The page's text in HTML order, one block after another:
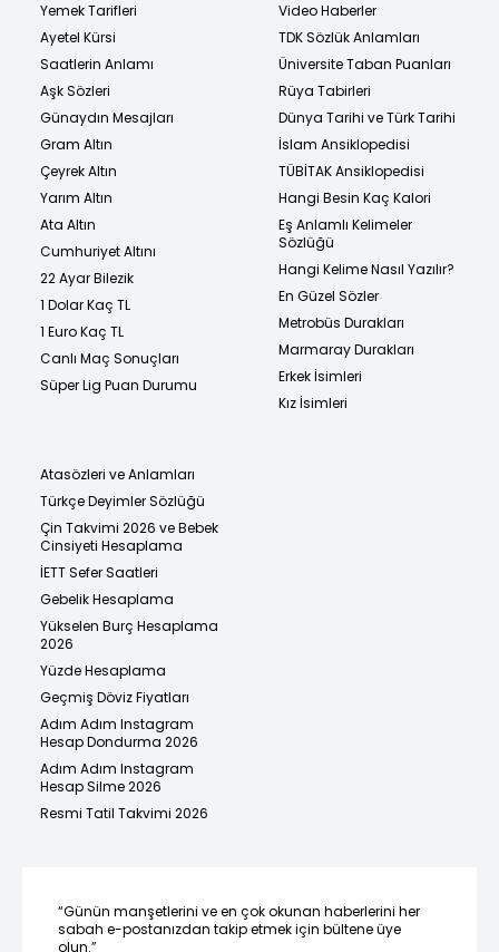
Yemek Tarifleri
Ayetel Kürsi
Saatlerin Anlamı
Aşk Sözleri
Günaydın Mesajları
Gram Altın
Çeyrek Altın
Yarım Altın
Ata Altın
Cumhuriyet Altını
22 Ayar Bilezik
1 Dolar Kaç TL
1 Euro Kaç TL
Canlı Maç Sonuçları
Süper Lig Puan Durumu
Video Haberler
TDK Sözlük Anlamları
Üniversite Taban Puanları
Rüya Tabirleri
Dünya Tarihi ve Türk Tarihi
İslam Ansiklopedisi
TÜBİTAK Ansiklopedisi
Hangi Besin Kaç Kalori
Eş Anlamlı Kelimeler
Sözlüğü
Hangi Kelime Nasıl Yazılır?
En Güzel Sözler
Metrobüs Durakları
Marmaray Durakları
Erkek İsimleri
Kız İsimleri
Atasözleri ve Anlamları
Türkçe Deyimler Sözlüğü
Çin Takvimi 2026 ve Bebek
Cinsiyeti Hesaplama
İETT Sefer Saatleri
Gebelik Hesaplama
Yükselen Burç Hesaplama
2026
Yüzde Hesaplama
Geçmiş Döviz Fiyatları
Adım Adım Instagram
Hesap Dondurma 2026
Adım Adım Instagram
Hesap Silme 2026
Resmi Tatil Takvimi 2026
“Günün manşetlerini ve en çok okunan haberlerini her
sabah e-postanızdan takip etmek için bültene üye
olun.”